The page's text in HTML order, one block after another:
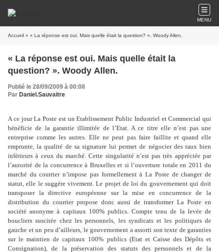
MENU
Accueil » « La réponse est oui. Mais quelle était la question? ». Woody Allen.
« La réponse est oui. Mais quelle était la
question? ». Woody Allen.
Publié le 28/09/2009 à 00:08
Par Daniel.Sauvaitre
A ce jour La Poste est un Etablissement Public Industriel et Commercial qui
bénéficie de la garantie illimitée de l’Etat. A ce titre elle n’est pas une
entreprise comme les autres. Elle ne peut pas faire faillite et quand elle
emprunte, la qualité de sa signature lui permet de négocier des taux bien
inférieurs à ceux du marché. Cette singularité n’est pas très appréciée par
l’autorité de la concurrence à Bruxelles et si l’ouverture totale en 2011 du
marché du courrier n’impose pas formellement à La Poste de changer de
statut, elle le suggère vivement. Le projet de loi du gouvernement qui doit
transposer la directive européenne sur la mise en concurrence de la
distribution du courrier propose donc aussi de transformer La Poste en
société anonyme à capitaux 100% publics. Compte tenu de la levée de
boucliers suscitée chez les personnels, les syndicats et les politiques de
gauche et un peu d’ailleurs, le gouvernement a assorti son texte de garanties
sur le maintien de capitaux 100% publics (Etat et Caisse des Dépôts et
Consignation), de la préservation des statuts des personnels et de la